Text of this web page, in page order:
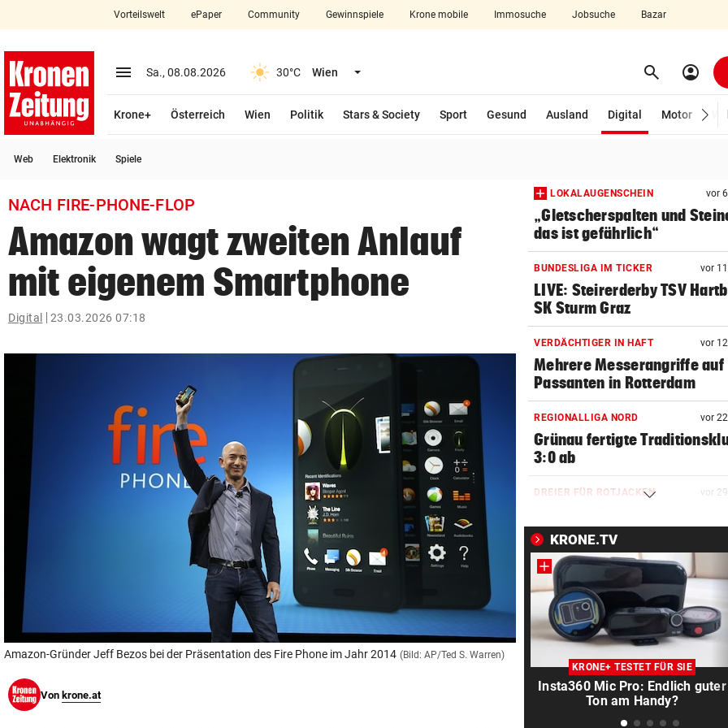
closeSchließen
account_circle Anmelden
arrow_right
search
Suchbegriff
eingeben
Vorteilswelt ePaper Community Gewinnspiele Krone mobile Immosuche Jobsuche Bazar
menu Menü aufklappen
Sa., 08.08.2026 30°C Wien Menü aufklappen search Suchen
account_circle
Krone+ Österreich Wien Politik Stars & Society Sport Gesund Ausland Digital
Motor
Web Elektronik Spiele
NACH FIRE-PHONE-FLOP
Amazon wagt zweiten Anlauf
mit eigenem Smartphone
Digital 23.03.2026 07:18
Amazon-Gründer Jeff Bezos bei der Präsentation des Fire Phone im Jahr 2014 (Bild: AP/Ted S. Warren)
Von krone.at
LOKALAUGENSCHEIN vor
„Gletscherspalten und
das ist gefährlich“
BUNDESLIGA IM TICKER vor
LIVE: Steirerderby TSV
SK Sturm Graz
VERDÄCHTIGER IN HAFT vor
Mehrere Messerangriffe auf
Passanten in Rotterdam
REGIONALLIGA NORD vor
Grünau fertigte
3:0 ab
DREIER FÜR ROTJACKEN vor
Sieg gegen Lustenau!
TROTZ MILLIONENMINUS vor
Ist die
Geld wert?
WIENER FERIENBETREUUNG vor
Extra-Hürden für Mütter
beeinträchtigter Kinder
KRONE.TV
KRONE+ TESTET FÜR SIE
Insta360 Mic Pro: Endlich guter
Ton am Handy?